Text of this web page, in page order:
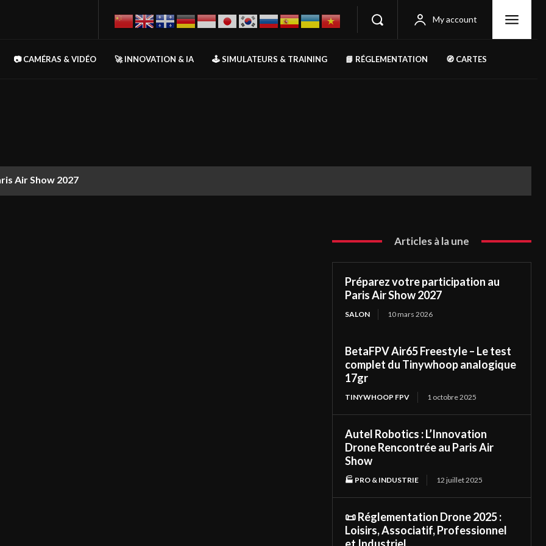
My account
📷 CAMÉRAS & VIDÉO 🚀 INNOVATION & IA 🕹️ SIMULATEURS & TRAINING 📘 RÉGLEMENTATION 🧭 CARTES
Air Show 2027
Articles à la une
Préparez votre participation au
Paris Air Show 2027
SALON 10 mars 2026
BetaFPV Air65 Freestyle – Le test
complet du Tinywhoop analogique
17gr
TINYWHOOP FPV 1 octobre 2025
Autel Robotics : L’Innovation
Drone Rencontrée au Paris Air
Show
🏭 PRO & INDUSTRIE 12 juillet 2025
📜 Réglementation Drone 2025 :
Loisirs, Associatif, Professionnel